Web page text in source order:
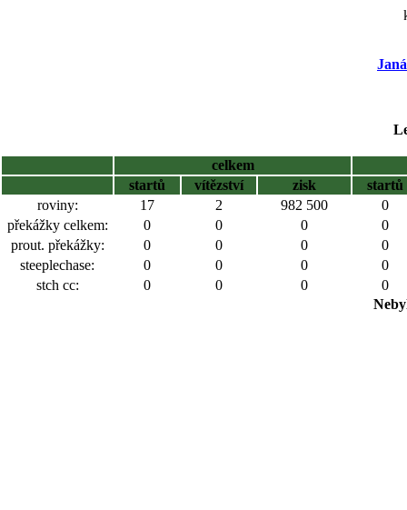
celkem
startů
vítězství zisk
startů
roviny:
17 2 982 500
0
překážky celkem:
0 0 0
0
prout. překážky:
0 0 0
0
steeplechase:
0 0 0
0
stch cc:
0 0 0
0